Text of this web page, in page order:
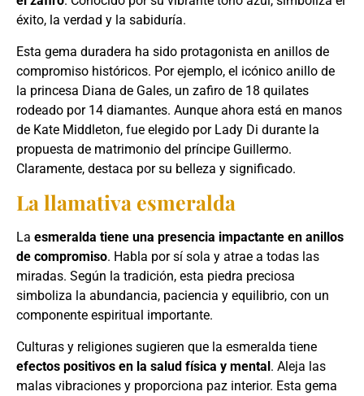
éxito, la verdad y la sabiduría.
Esta gema duradera ha sido protagonista en anillos de
compromiso históricos. Por ejemplo, el icónico anillo de
la princesa Diana de Gales, un zafiro de 18 quilates
rodeado por 14 diamantes. Aunque ahora está en manos
de Kate Middleton, fue elegido por Lady Di durante la
propuesta de matrimonio del príncipe Guillermo.
Claramente, destaca por su belleza y significado.
La llamativa esmeralda
La esmeralda tiene una presencia impactante en anillos
de compromiso. Habla por sí sola y atrae a todas las
miradas. Según la tradición, esta piedra preciosa
simboliza la abundancia, paciencia y equilibrio, con un
componente espiritual importante.
Culturas y religiones sugieren que la esmeralda tiene
efectos positivos en la salud física y mental. Aleja las
malas vibraciones y proporciona paz interior. Esta gema